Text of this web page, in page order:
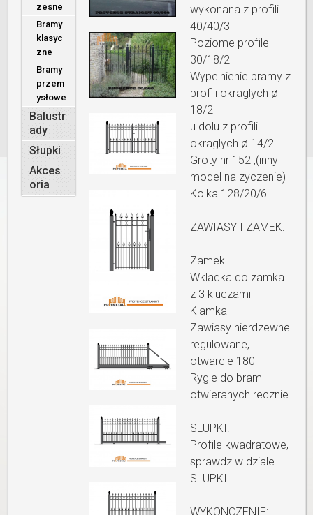
wykonana z profili
40/40/3
Poziome profile
30/18/2
Wypelnienie bramy z
profili okraglych ø
18/2
u dolu z profili
okraglych ø 14/2
Groty nr 152 ,(inny
model na zyczenie)
Kolka 128/20/6
ZAWIASY I ZAMEK:
Zamek
Wkladka do zamka
z 3 kluczami
Klamka
Zawiasy nierdzewne
regulowane,
otwarcie 180
Rygle do bram
otwieranych recznie
SLUPKI:
Profile kwadratowe,
sprawdz w dziale
SLUPKI
WYKONCZENIE:
zesne
Bramy
klasyc
zne
Bramy
przem
ysłowe
Balustr
ady
Słupki
Akces
oria